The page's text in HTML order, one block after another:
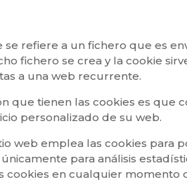
se refiere a un fichero que es
fichero se crea y la cookie
a una web recurrente.
que tienen las cookies es que
personalizado de su web.
web emplea las cookies para
para análisis
cookies en cualquier momento